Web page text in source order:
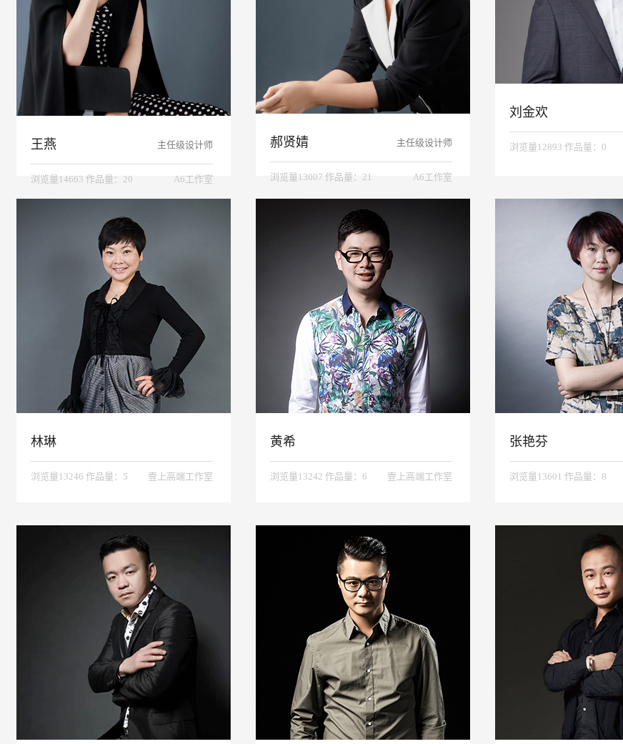
主任级设计师
王燕
A6工作室
浏览量14663 作品量：20
主任级设计师
郝贤婧
A6工作室
浏览量13007 作品量：21
刘金欢
浏览量12893 作品量：0
林琳
壹上高端工作室
浏览量13246 作品量：5
黄希
壹上高端工作室
浏览量13242 作品量：6
张艳芬
浏览量13601 作品量：8